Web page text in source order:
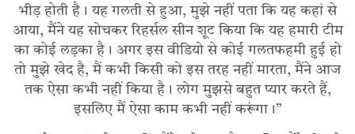
भीड़ होती है। यह गलती से हुआ, मुझे नहीं पता कि यह कहां से
आया, मैंने यह सोचकर रिहर्सल सीन शूट किया कि यह हमारी टीम
का कोई लड़का है। अगर इस वीडियो से कोई गलतफहमी हुई हो
तो मुझे खेद है, मैं कभी किसी को इस तरह नहीं मारता, मैंने आज
तक ऐसा कभी नहीं किया है। लोग मुझसे बहुत प्यार करते हैं,
इसलिए मैं ऐसा काम कभी नहीं करूंगा।”